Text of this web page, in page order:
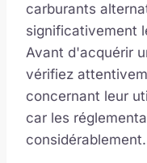
carburants
significativement
Avant d'acquérir
vérifiez
concernant leur
car les
considérablement.